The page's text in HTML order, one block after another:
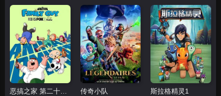
恶搞之家 第二十四季 传奇小队 斯拉格精灵1